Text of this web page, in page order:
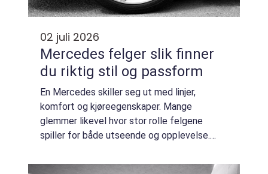
02 juli 2026
Mercedes felger slik finner
du riktig stil og passform
En Mercedes skiller seg ut med linjer,
komfort og kjøreegenskaper. Mange
glemmer likevel hvor stor rolle felgene
spiller for både utseende og opplevelse.
igjen, gi mer sportslig preg eller understreke